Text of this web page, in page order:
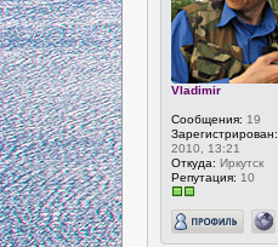
Vladimir
Сообщения: 19
Зарегистрирован:
2010, 13:21
Откуда: Иркутск
Репутация: 10